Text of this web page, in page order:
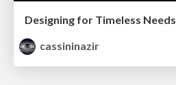
Designing for Timeless Needs
cassininazir